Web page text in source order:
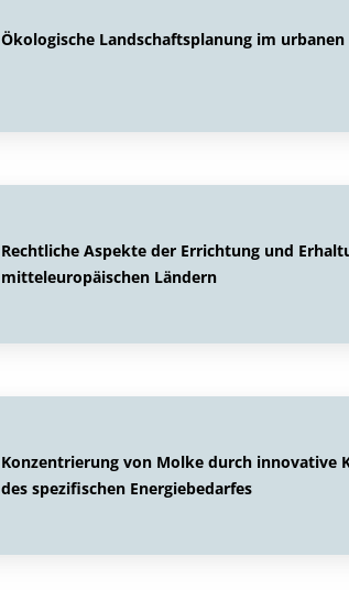
Ökologische Landschaftsplanung im urbanen
Rechtliche Aspekte der Errichtung und
mitteleuropäischen Ländern
Konzentrierung von Molke durch innovative
des spezifischen Energiebedarfes